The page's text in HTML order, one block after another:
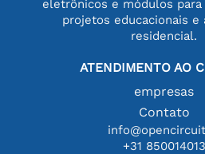
eletrônicos e módulos
projetos educacionais e
residencial.
ATENDIMENTO AO
empresas
Contato
+31 850014013